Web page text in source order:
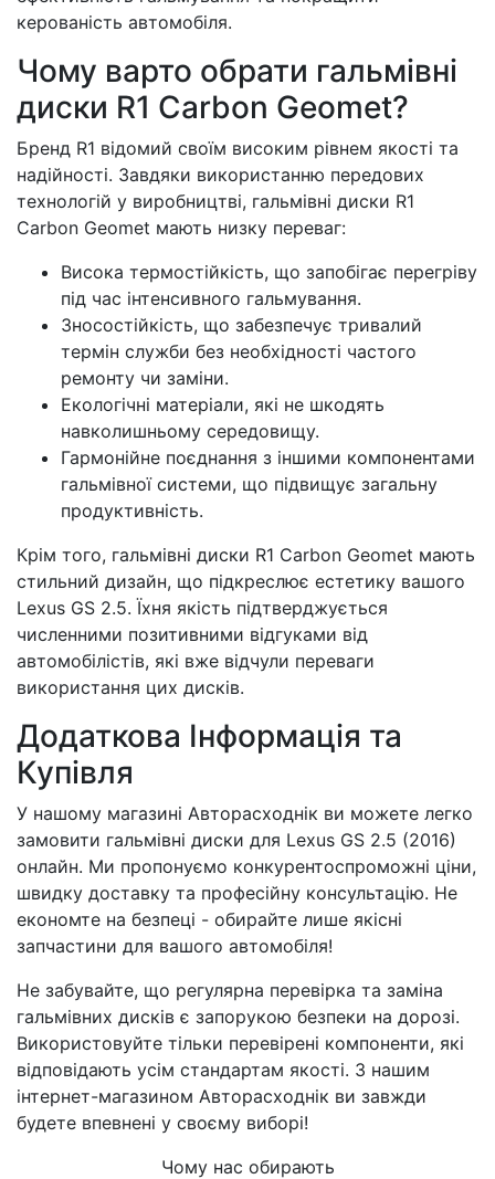
керованість автомобіля.
Чому варто обрати гальмівні
диски R1 Carbon Geomet?
Бренд R1 відомий своїм високим рівнем якості та
надійності. Завдяки використанню передових
технологій у виробництві, гальмівні диски R1
Carbon Geomet мають низку переваг:
Висока термостійкість, що запобігає перегріву
під час інтенсивного гальмування.
Зносостійкість, що забезпечує тривалий
термін служби без необхідності частого
ремонту чи заміни.
Екологічні матеріали, які не шкодять
навколишньому середовищу.
Гармонійне поєднання з іншими компонентами
гальмівної системи, що підвищує загальну
продуктивність.
Крім того, гальмівні диски R1 Carbon Geomet мають
стильний дизайн, що підкреслює естетику вашого
Lexus GS 2.5. Їхня якість підтверджується
численними позитивними відгуками від
автомобілістів, які вже відчули переваги
використання цих дисків.
Додаткова Інформація та
Купівля
У нашому магазині Авторасходнік ви можете легко
замовити гальмівні диски для Lexus GS 2.5 (2016)
онлайн. Ми пропонуємо конкурентоспроможні ціни,
швидку доставку та професійну консультацію. Не
економте на безпеці - обирайте лише якісні
запчастини для вашого автомобіля!
Не забувайте, що регулярна перевірка та заміна
гальмівних дисків є запорукою безпеки на дорозі.
Використовуйте тільки перевірені компоненти, які
відповідають усім стандартам якості. З нашим
інтернет-магазином Авторасходнік ви завжди
будете впевнені у своєму виборі!
Чому нас обирають